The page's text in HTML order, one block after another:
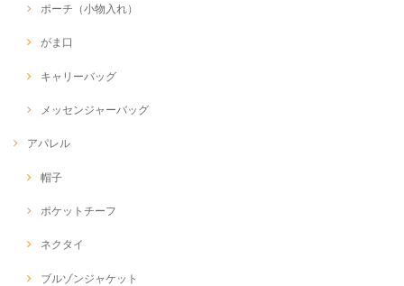
ポーチ（小物入れ）
がま口
キャリーバッグ
メッセンジャーバッグ
アパレル
帽子
ポケットチーフ
ネクタイ
ブルゾンジャケット